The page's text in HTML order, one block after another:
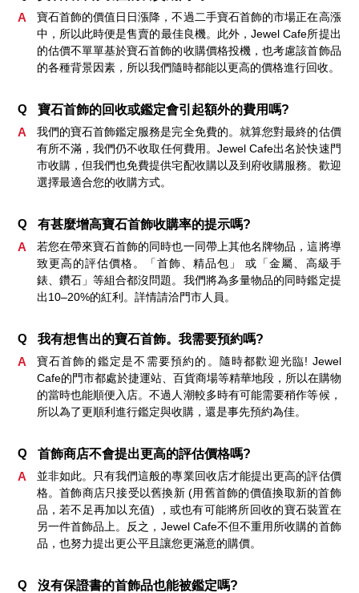
A
寶石首飾的價值日日漲降，不過二手寶石首飾的市場正在高漲
中，所以此時便是售賣的最佳良機。此外，Jewel Cafe所提出
的估價不單單基於寶石首飾的收購價格投機，也考慮該首飾品
的各種背景因素，所以我們隨時都能以更高的價格進行回收。
Q
寶石首飾的回收或鑑定會引起額外的費用嗎?
A
我們的寶石首飾鑑定服務是完全免費的。就算您對最終的估價
有所不滿，我們仍不收取任何費用。Jewel Cafe出名於快速門
市收購，但我們也免費提供宅配收購以及到府收購服務。歡迎
選擇最適合您的收購方式。
Q
有甚麼增高寶石首飾收購率的提示嗎?
A
若您在帶來寶石首飾的同時也一同帶上其他名牌物品，這將導
致更高的評估價格。「首飾、精品包」 或「金屬、高級手
錶、鑽石」等組合都沒問題。我們將為多量物品的同時鑑定提
出10–20%的紅利。詳情請洽門市人員。
Q
我有想售出的寶石首飾。我需要預約嗎?
A
寶石首飾的鑑定是不需要預約的。隨時都歡迎光臨! Jewel
Cafe的門市都處於捷運站、百貨商場等精華地段，所以在購物
的當時也能順便入店。不過人潮較多時有可能需要稍作等候，
所以為了更順利進行鑑定與收購，還是事先預約為佳。
Q
首飾商店不會提出更高的評估價格嗎?
A
並非如此。只有我們這般的專業回收店才能提出更高的評估價
格。首飾商店只接受以舊換新 (用舊首飾的價值換取新的首飾
品，若不足再加以充值) ，或也有可能將所回收的寶石裝置在
另一件首飾品上。反之，Jewel Cafe不但不重用所收購的首飾
品，也努力提出更公平且讓您更滿意的購價。
Q
沒有保證書的首飾品也能被鑑定嗎?